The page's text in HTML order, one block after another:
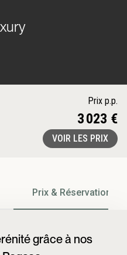
Prix p.p.
3 023 €
VOIR LES PRIX
Prix & Réservation
grâce à nos